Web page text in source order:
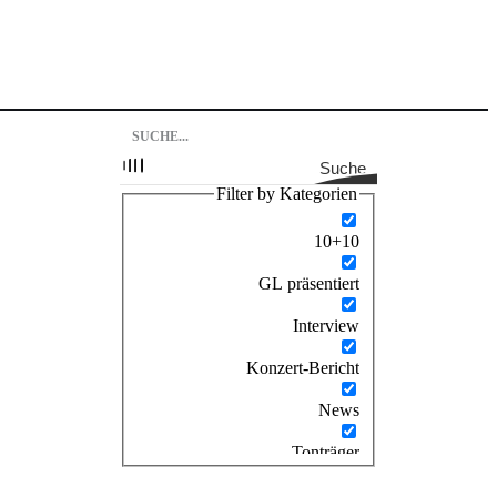
Suche
Filter by Kategorien
10+10
GL präsentiert
Interview
Konzert-Bericht
News
Tonträger